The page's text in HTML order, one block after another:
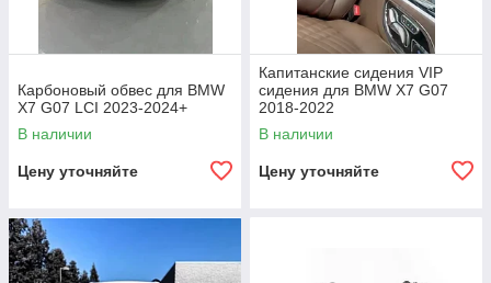
Карбоновый обвес для BMW
X7 G07 LCI 2023-2024+
В наличии
Цену уточняйте
Капитанские сидения VIP
сидения для BMW X7 G07
2018-2022
В наличии
Цену уточняйте